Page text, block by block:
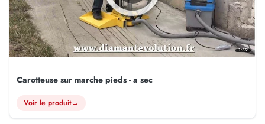
1:59
Carotteuse sur marche pieds - a sec
Voir le produit→